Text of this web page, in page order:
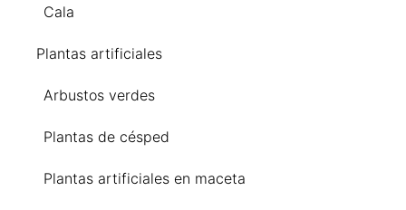
Cala
Plantas artificiales
Arbustos verdes
Plantas de césped
Plantas artificiales en maceta